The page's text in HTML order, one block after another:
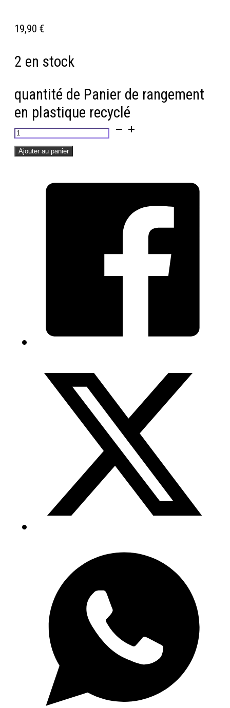
19,90 €
2 en stock
quantité de Panier de rangement
en plastique recyclé
Ajouter au panier